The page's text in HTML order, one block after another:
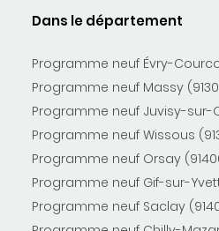
Dans le département
Programme neuf Évry-
Programme neuf Massy
Programme neuf Juvisy-sur-
Programme neuf Wissous
Programme neuf Orsay
Programme neuf Gif-sur-
Programme neuf Saclay